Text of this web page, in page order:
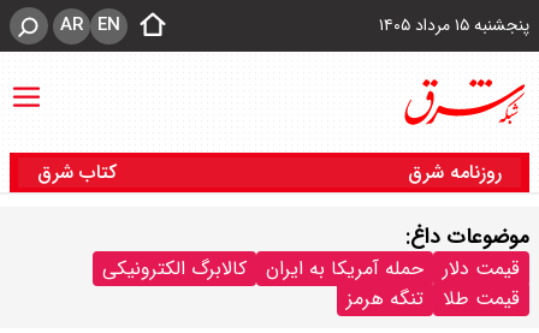
پنجشنبه ۱۵ مرداد ۱۴۰۵ EN
AR
روزنامه شرق کتاب شرق
موضوعات داغ:
قیمت دلار حمله آمریکا به ایران
کالابرگ الکترونیکی
قیمت طلا
تنگه هرمز